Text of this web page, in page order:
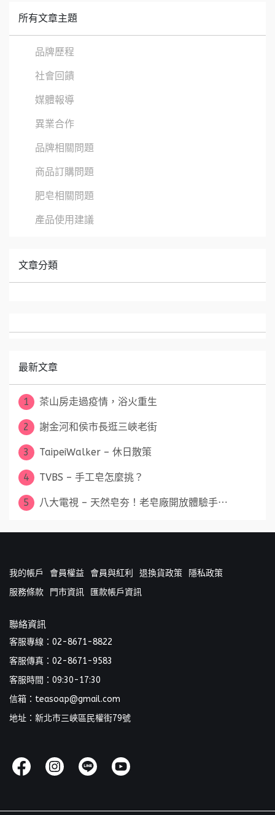
所有文章主題
品牌歷程
社會回饋
媒體報導
異業合作
品牌相關問題
商品訂購問題
肥皂相關問題
產品使用建議
文章分類
最新文章
1 茶山房走過疫情，浴火重生
2 謝金河和侯市長逛三峽老街
3 TaipeiWalker – 休日散策
4 TVBS – 手工皂怎麼挑？
5 八大電視 – 天然皂夯！老皂廠開放體驗手⋯
我的帳戶 會員權益 會員與紅利 退換貨政策
隱私政策
服務條款
門市資訊 匯款帳戶資訊
聯絡資訊
客服專線：02-8671-8822
客服傳真：02-8671-9583
客服時間：09:30-17:30
信箱：teasoap@gmail.com
地址：新北市三峽區民權街79號